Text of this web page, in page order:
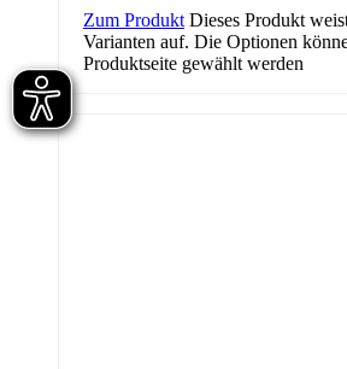
Zum Produkt Dieses Produkt
Varianten auf. Die Optionen
Produktseite gewählt werden